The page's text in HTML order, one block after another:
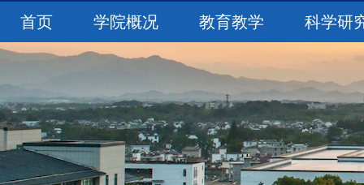
首页 学院概况 教育教学 科学研